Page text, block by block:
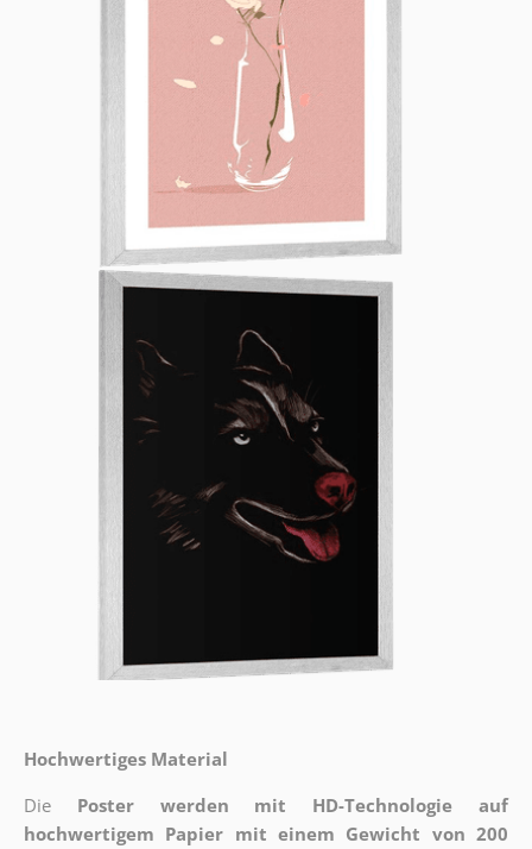
Hochwertiges Material
Die
Poster werden mit HD-Technologie auf
hochwertigem Papier mit einem Gewicht von 200